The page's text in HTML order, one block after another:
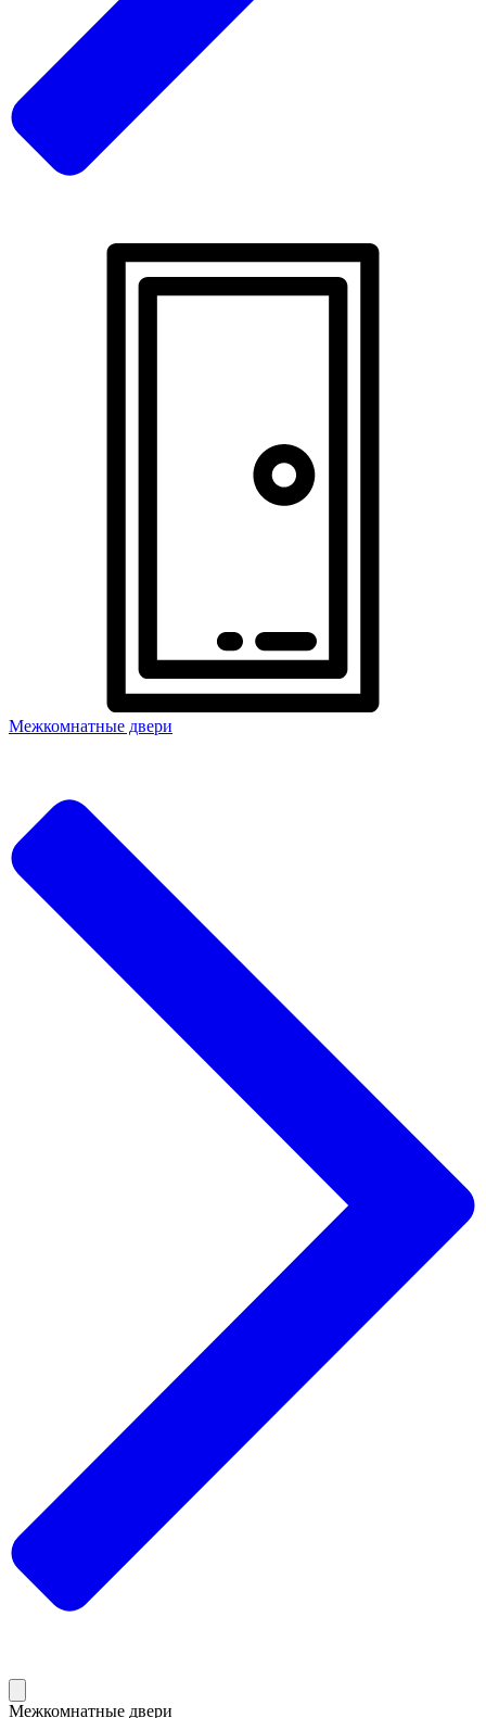
Межкомнатные двери
Межкомнатные двери